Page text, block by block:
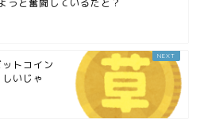
うと奮闘しているだと？
トコイン
いじゃ